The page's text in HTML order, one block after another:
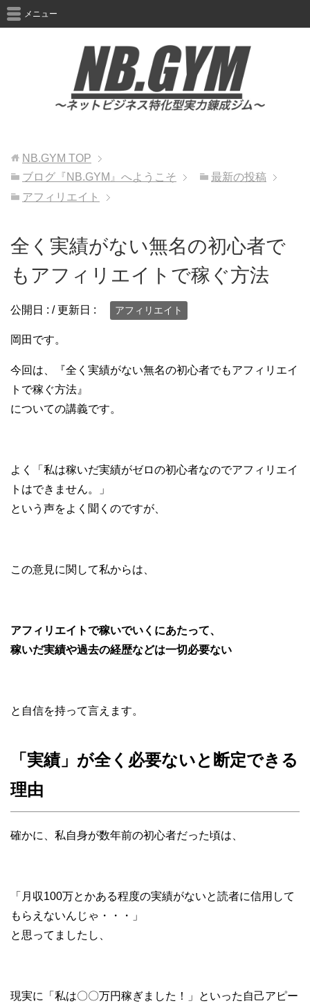
メニュー
NB.GYM TOP
ブログ『NB.GYM』へようこそ
最新の投稿
アフィリエイト
全く実績がない無名の初心者で
もアフィリエイトで稼ぐ方法
公開日 : / 更新日 : アフィリエイト
岡田です。
今回は、『全く実績がない無名の初心者でもアフィリエイ
トで稼ぐ方法』
についての講義です。
よく「私は稼いだ実績がゼロの初心者なのでアフィリエイ
トはできません。」
という声をよく聞くのですが、
この意見に関して私からは、
アフィリエイトで稼いでいくにあたって、
稼いだ実績や過去の経歴などは一切必要ない
と自信を持って言えます。
「実績」が全く必要ないと断定できる
理由
確かに、私自身が数年前の初心者だった頃は、
「月収100万とかある程度の実績がないと読者に信用して
もらえないんじゃ・・・」
と思ってましたし、
現実に「私は〇〇万円稼ぎました！」といった自己アピー